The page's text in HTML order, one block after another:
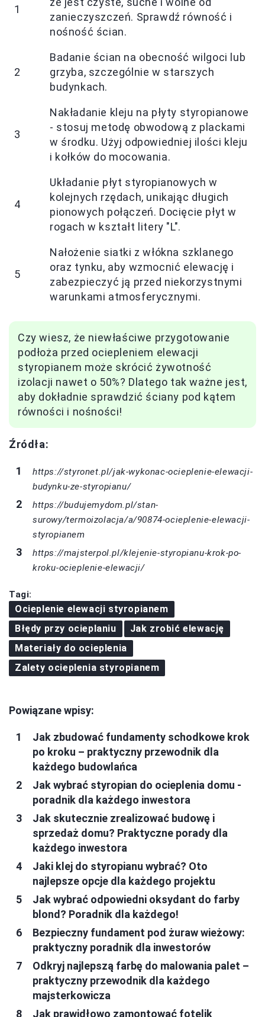
1
zanieczyszczeń. Sprawdź równość i
nośność ścian.
2
Badanie ścian na obecność wilgoci lub
grzyba, szczególnie w starszych
budynkach.
3
Nakładanie kleju na płyty styropianowe
- stosuj metodę obwodową z plackami
w środku. Użyj odpowiedniej ilości kleju
i kołków do mocowania.
4
Układanie płyt styropianowych w
kolejnych rzędach, unikając długich
pionowych połączeń. Docięcie płyt w
rogach w kształt litery "L".
5
Nałożenie siatki z włókna szklanego
oraz tynku, aby wzmocnić elewację i
zabezpieczyć ją przed niekorzystnymi
warunkami atmosferycznymi.
Czy wiesz, że niewłaściwe przygotowanie
podłoża przed ociepleniem elewacji
styropianem może skrócić żywotność
izolacji nawet o 50%? Dlatego tak ważne jest,
aby dokładnie sprawdzić ściany pod kątem
równości i nośności!
Źródła:
https://styronet.pl/jak-wykonac-ocieplenie-elewacji-
budynku-ze-styropianu/
https://budujemydom.pl/stan-
surowy/termoizolacja/a/90874-ocieplenie-elewacji-
styropianem
https://majsterpol.pl/klejenie-styropianu-krok-po-
kroku-ocieplenie-elewacji/
Tagi:
Ocieplenie elewacji styropianem
Błędy przy ocieplaniu
Jak zrobić elewację
Materiały do ocieplenia
Zalety ocieplenia styropianem
Powiązane wpisy:
Jak zbudować fundamenty schodkowe krok
po kroku – praktyczny przewodnik dla
każdego budowlańca
Jak wybrać styropian do ocieplenia domu -
poradnik dla każdego inwestora
Jak skutecznie zrealizować budowę i
sprzedaż domu? Praktyczne porady dla
każdego inwestora
Jaki klej do styropianu wybrać? Oto
najlepsze opcje dla każdego projektu
Jak wybrać odpowiedni oksydant do farby
blond? Poradnik dla każdego!
Bezpieczny fundament pod żuraw wieżowy:
praktyczny poradnik dla inwestorów
Odkryj najlepszą farbę do malowania palet –
praktyczny przewodnik dla każdego
majsterkowicza
Jak prawidłowo zamontować fotelik